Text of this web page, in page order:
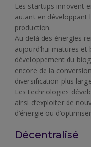
Les startups innovent
autant en développant
production.
Au-delà des énergies
aujourd’hui matures et
développement du
encore de la
diversification plus
Les technologies
ainsi d’exploiter de
d’énergie ou
Décentralisé